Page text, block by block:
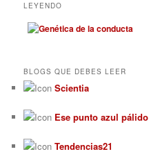
LEYENDO
BLOGS QUE DEBES LEER
Scientia
Ese punto azul pálido
Tendencias21